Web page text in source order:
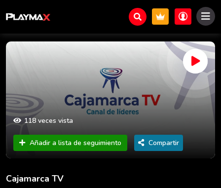
118 veces vista
Añadir a lista de seguimiento Compartir
Cajamarca TV